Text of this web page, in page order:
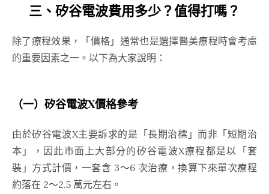
三、 矽谷電波費用多少？值得打嗎？
除了療程效果，「價格」通常也是選擇醫美療程時會考慮
的重要因素之一。以下為大家說明：
（一）矽谷電波X價格參考
由於矽谷電波X主要訴求的是「長期治標」而非「短期治
本」，因此市面上大部分的矽谷電波X療程都是以「套
裝」方式計價，一套含 3～6 次治療，換算下來單次療程
約落在 2～2.5 萬元左右。